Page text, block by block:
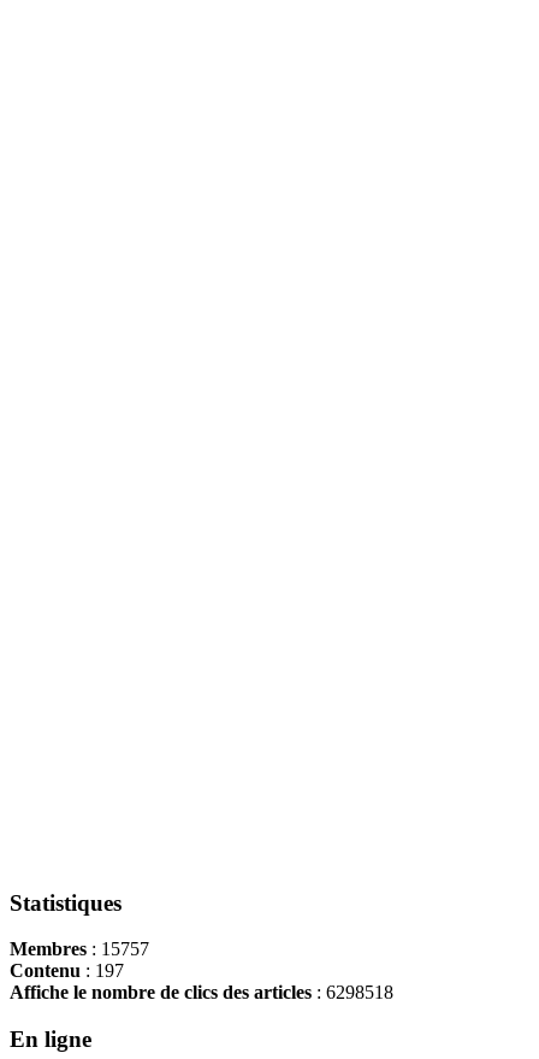
Statistiques
Membres : 15757
Contenu : 197
Affiche le nombre de clics des articles : 6298518
En ligne